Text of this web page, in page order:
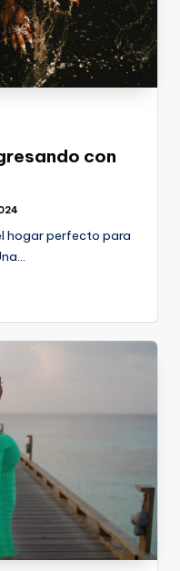
con
hogar perfecto para